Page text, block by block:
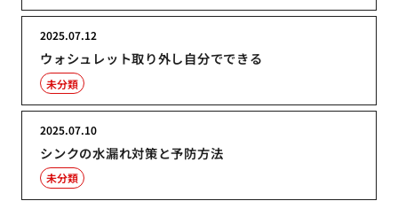
ウォシュレット取り外し自分でできる
2025.07.12
未分類
シンクの水漏れ対策と予防方法
2025.07.10
未分類